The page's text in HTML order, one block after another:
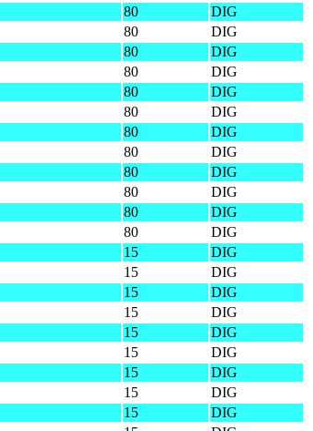
80
DIG
80
DIG
80
DIG
80
DIG
80
DIG
80
DIG
80
DIG
80
DIG
80
DIG
80
DIG
80
DIG
80
DIG
15
DIG
15
DIG
15
DIG
15
DIG
15
DIG
15
DIG
15
DIG
15
DIG
15
DIG